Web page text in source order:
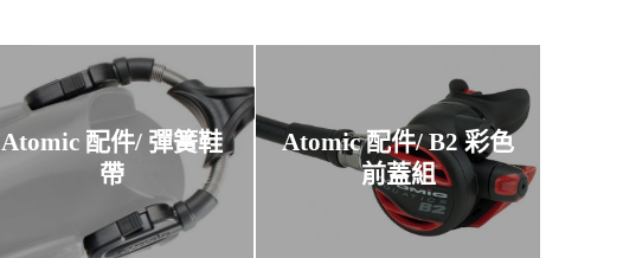
Atomic 配件/ 彈簧鞋
帶
Atomic 配件/ B2 彩色
前蓋組